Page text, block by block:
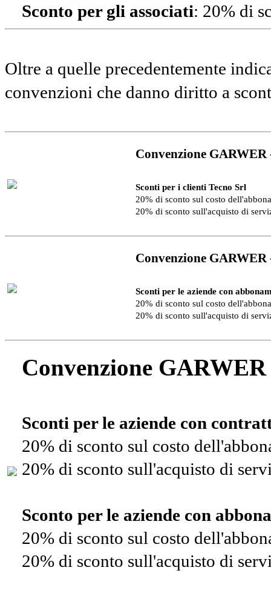
Sconto per gli associati: 20% di
Oltre a quelle precedentemente
convenzioni che danno diritto a
Convenzione
Sconti per i clienti Tecno Srl
20% di sconto sul costo
20% di sconto sull'acquisto di
Convenzione
Sconti per le aziende con
20% di sconto sul costo
20% di sconto sull'acquisto di
Convenzione
Sconti per le aziende con
20% di sconto sul costo
20% di sconto sull'acquisto di
Sconto per le aziende con
20% di sconto sul costo
20% di sconto sull'acquisto di